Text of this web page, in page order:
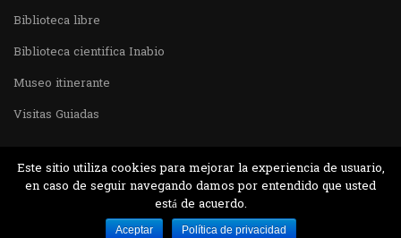
Biblioteca libre
Biblioteca cientifica Inabio
Museo itinerante
Visitas Guiadas
Desarrollado por MJTEC.
Este sitio utiliza cookies para mejorar la experiencia de usuario,
en caso de seguir navegando damos por entendido que usted
está de acuerdo.
Aceptar Política de privacidad